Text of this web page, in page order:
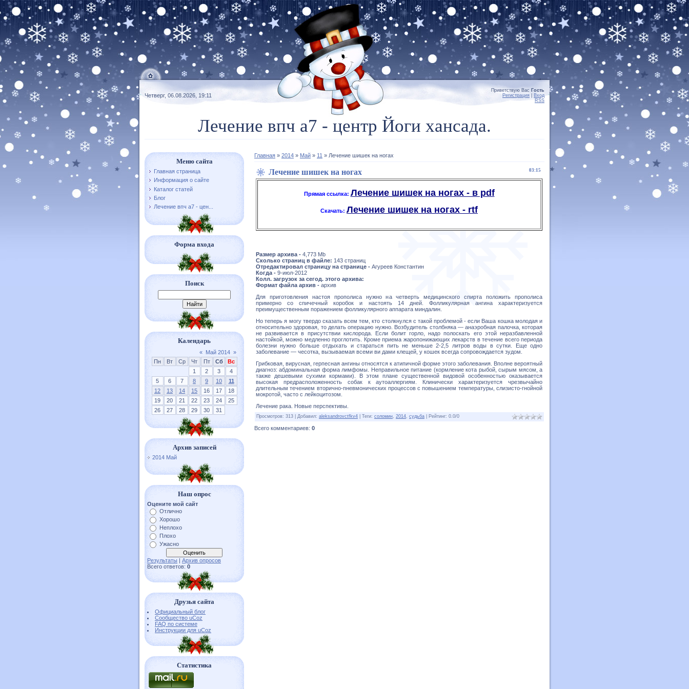
Четверг, 06.08.2026, 19:11
Приветствую Вас Гость
Регистрация
Вход
RSS
Лечение впч а7 - центр Йоги хансада.
Меню сайта
Главная страница
Информация о сайте
Каталог статей
Блог
Лечение впч а7 - цен...
Форма входа
Поиск
Календарь
« Май 2014 »
Пн
Вт Ср Чт Пт Сб
Вс
1
2 3
4
5
6 7 8 9 10
11
12
13 14 15 16 17
18
19
20 21 22 23 24
25
26
27 28 29 30 31
Архив записей
2014 Май
Наш опрос
Оцените мой сайт
Отлично
Хорошо
Неплохо
Плохо
Ужасно
Результаты | Архив опросов
Всего ответов: 0
Друзья сайта
Официальный блог
Сообщество uCoz
FAQ по системе
Инструкции для uCoz
Статистика
Главная » 2014 » Май » 11 » Лечение шишек на ногах
03:15
Лечение шишек на ногах
Прямая ссылка: Лечение шишек на ногах - в pdf
Скачать: Лечение шишек на ногах - rtf
Размер архива - 4,773 Mb
Сколько страниц в файле: 143 страниц
Отредактировал страницу на странице - Агуреев Константин
Когда - 9-июл-2012
Колл. загрузок за сегод. этого архива:
Формат файла архив - архив
Для приготовления настоя прополиса нужно на четверть медицинского спирта положить прополиса
примерно со спичечный коробок и настоять 14 дней. Фолликулярная ангина характеризуется
преимущественным поражением фолликулярного аппарата миндалин.
Но теперь я могу твердо сказать всем тем, кто столкнулся с такой проблемой - если Ваша кошка молодая и
относительно здоровая, то делать операцию нужно. Возбудитель столбняка — анаэробная палочка, которая
не развивается в присутствии кислорода. Если болит горло, надо полоскать его этой неразбавленной
настойкой, можно медленно проглотить. Кроме приема жаропонижающих лекарств в течение всего периода
болезни нужно больше отдыхать и стараться пить не меньше 2-2,5 литров воды в сутки. Еще одно
заболевание — чесотка, вызываемая всеми ви­ дами клещей, у кошек всегда сопровождается зудом.
Грибковая, вирусная, герпесная ангины относятся к атипичной форме этого заболевания. Вполне вероятный
диагноз: абдоминальная форма лимфомы. Неправильное питание (кормление кота рыбой, сырым мясом, а
также дешевыми сухими кормами). В этом плане существенной видовой особенностью оказывается
высокая предрасположенность собак к аутоаллергиям. Клинически характеризуется чрезвычайно
длительным течением вторично-пневмонических процессов с повышением температуры, слизисто-гнойной
мокротой, часто с лейкоцитозом.
Лечение рака. Новые перспективы.
Просмотров: 313 Добавил: aleksandrovctfkv4 Теги: соломин, 2014, судьба Рейтинг: 0.0/0
Всего комментариев: 0